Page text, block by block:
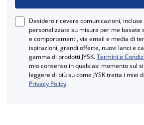
Desidero ricevere comunicazioni,
personalizzate su misura per me basate
e comportamenti, via email e media di
ispirazioni, grandi offerte, nuovi lanci e
gamma di prodotti JYSK.Termini e
mio consenso in qualsiasi momento sul
leggere di più su come JYSK tratta i miei
Privacy Policy.